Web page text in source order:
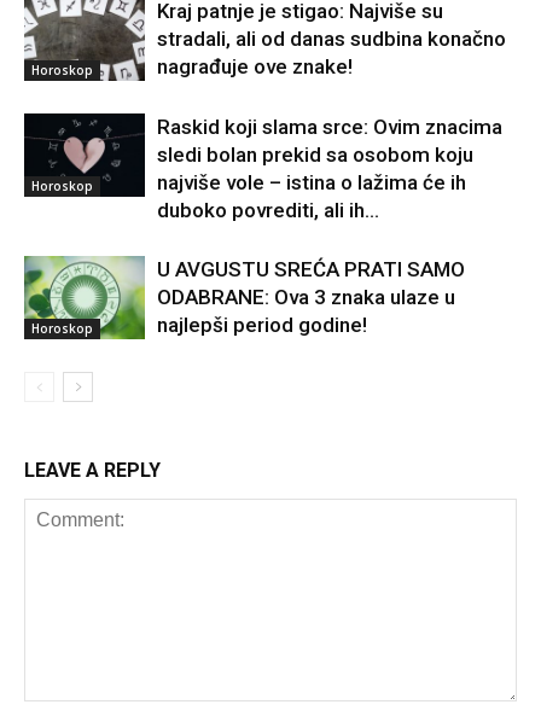
Horoskop
Kraj patnje je stigao: Najviše su
stradali, ali od danas sudbina konačno
nagrađuje ove znake!
Horoskop
Raskid koji slama srce: Ovim znacima
sledi bolan prekid sa osobom koju
najviše vole – istina o lažima će ih
duboko povrediti, ali ih...
Horoskop
U AVGUSTU SREĆA PRATI SAMO
ODABRANE: Ova 3 znaka ulaze u
najlepši period godine!
LEAVE A REPLY